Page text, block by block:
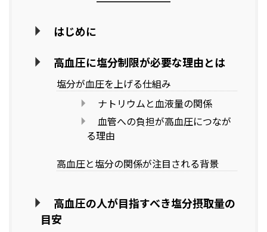
はじめに
高血圧に塩分制限が必要な理由とは
塩分が血圧を上げる仕組み
ナトリウムと血液量の関係
血管への負担が高血圧につなが
る理由
高血圧と塩分の関係が注目される背景
高血圧の人が目指すべき塩分摂取量の
目安